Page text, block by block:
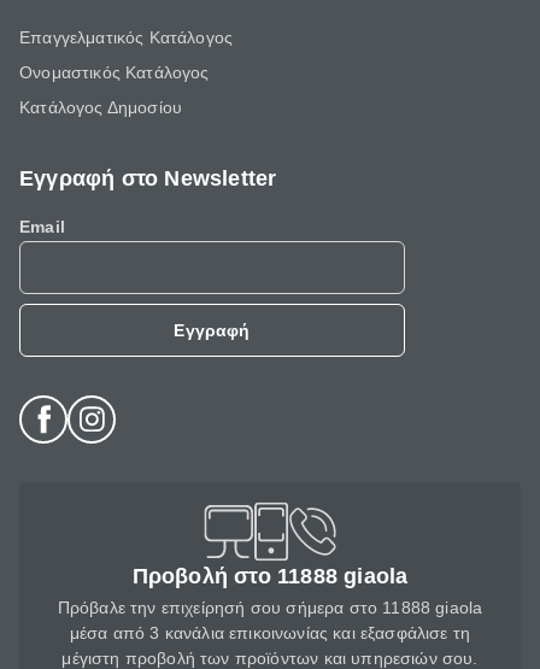
Επαγγελματικός Κατάλογος
Ονομαστικός Κατάλογος
Κατάλογος Δημοσίου
Εγγραφή στο Newsletter
Email
Εγγραφή
Προβολή στο 11888 giaola
Πρόβαλε την επιχείρησή σου σήμερα στο 11888 giaola
μέσα από 3 κανάλια επικοινωνίας και εξασφάλισε τη
μέγιστη προβολή των προϊόντων και υπηρεσιών σου.